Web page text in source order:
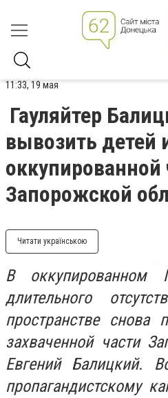
11:33, 19 мая
Гауляйтер
вывозить детей
оккупированной
Запорожской
Читати українською
В оккупированном
длительного
пространстве снова
захваченной части
Евгений Балицкий.
пропагандистскому